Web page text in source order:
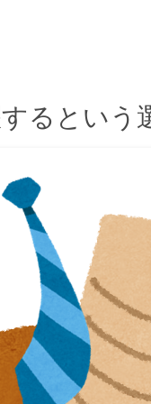
るという